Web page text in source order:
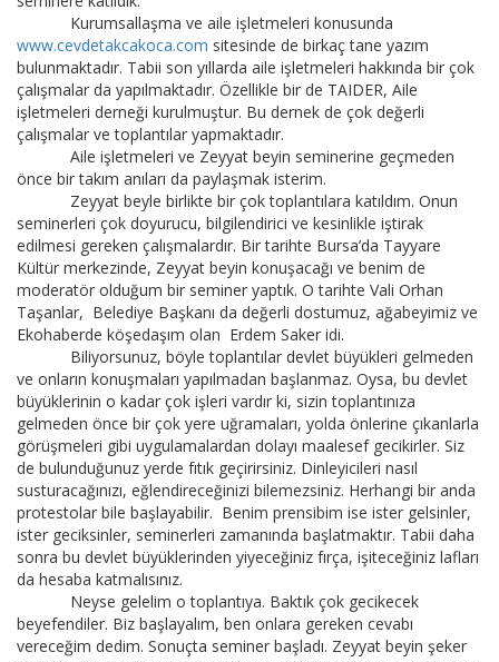
Kurumsallaşma ve aile işletmeleri konusunda
www.cevdetakcakoca.com sitesinde de birkaç tane yazım
bulunmaktadır. Tabii son yıllarda aile işletmeleri hakkında bir çok
çalışmalar da yapılmaktadır. Özellikle bir de TAIDER, Aile
işletmeleri derneği kurulmuştur. Bu dernek de çok değerli
çalışmalar ve toplantılar yapmaktadır.
Aile işletmeleri ve Zeyyat beyin seminerine geçmeden
önce bir takım anıları da paylaşmak isterim.
Zeyyat beyle birlikte bir çok toplantılara katıldım. Onun
seminerleri çok doyurucu, bilgilendirici ve kesinlikle iştirak
edilmesi gereken çalışmalardır. Bir tarihte Bursa’da Tayyare
Kültür merkezinde, Zeyyat beyin konuşacağı ve benim de
moderatör olduğum bir seminer yaptık. O tarihte Vali Orhan
Taşanlar, Belediye Başkanı da değerli dostumuz, ağabeyimiz ve
Ekohaberde köşedaşım olan Erdem Saker idi.
Biliyorsunuz, böyle toplantılar devlet büyükleri gelmeden
ve onların konuşmaları yapılmadan başlanmaz. Oysa, bu devlet
büyüklerinin o kadar çok işleri vardır ki, sizin toplantınıza
gelmeden önce bir çok yere uğramaları, yolda önlerine çıkanlarla
görüşmeleri gibi uygulamalardan dolayı maalesef gecikirler. Siz
de bulunduğunuz yerde fıtık geçirirsiniz. Dinleyicileri nasıl
susturacağınızı, eğlendireceğinizi bilemezsiniz. Herhangi bir anda
protestolar bile başlayabilir. Benim prensibim ise ister gelsinler,
ister geciksinler, seminerleri zamanında başlatmaktır. Tabii daha
sonra bu devlet büyüklerinden yiyeceğiniz fırça, işiteceğiniz lafları
da hesaba katmalısınız.
Neyse gelelim o toplantıya. Baktık çok gecikecek
beyefendiler. Biz başlayalım, ben onlara gereken cevabı
vereceğim dedim. Sonuçta seminer başladı. Zeyyat beyin şeker